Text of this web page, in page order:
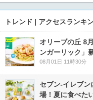
トレンド | アクセスランキ
オリーブの丘 8
ンガーリック」
08月01日 11時30分
セブン‐イレブ
場！夏に食べた